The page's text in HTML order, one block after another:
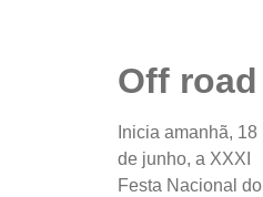
Off road
Inicia amanhã, 18
de junho, a XXXI
Festa Nacional do